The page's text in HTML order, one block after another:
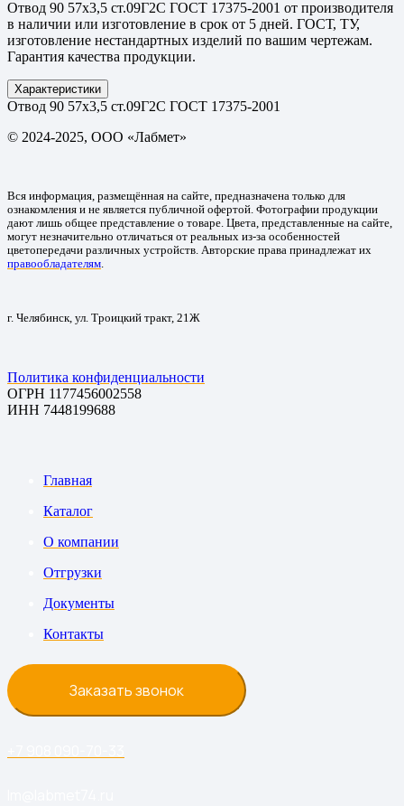
Отвод 90 57х3,5 ст.09Г2С ГОСТ 17375-2001 от производителя
в наличии или изготовление в срок от 5 дней. ГОСТ, ТУ,
изготовление нестандартных изделий по вашим чертежам.
Гарантия качества продукции.
Характеристики
Отвод 90 57х3,5 ст.09Г2С ГОСТ 17375-2001
© 2024-2025, ООО «Лабмет»
Вся информация, размещённая на сайте, предназначена только для
ознакомления и не является публичной офертой. Фотографии продукции
дают лишь общее представление о товаре. Цвета, представленные на сайте,
могут незначительно отличаться от реальных из-за особенностей
цветопередачи различных устройств. Авторские права принадлежат их
правообладателям
г. Челябинск, ул. Троицкий тракт, 21Ж
Политика конфиденциальности
ОГРН 1177456002558
ИНН 7448199688
Главная
Каталог
О компании
Отгрузки
Документы
Контакты
Заказать звонок